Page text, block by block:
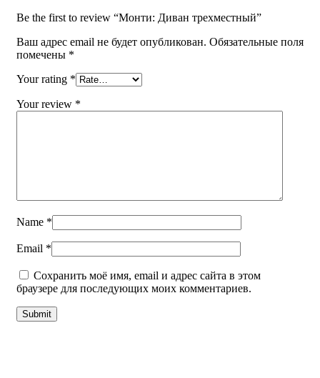
Be the first to review “Монти: Диван трехместный”
Ваш адрес email не будет опубликован. Обязательные поля
помечены *
Your rating *
Your review *
Name *
Email *
Сохранить моё имя, email и адрес сайта в этом
браузере для последующих моих комментариев.